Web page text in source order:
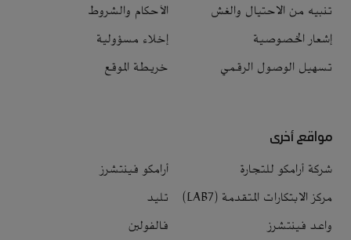
تنبيه من الاحتيال والغش
الأحكام والشروط
إشعار الخصوصية
إخلاء مسؤولية
تسهيل الوصول الرقمي
خريطة الموقع
مواقع أخرى
شركة أرامكو للتجارة
أرامكو فينتشرز
مركز الابتكارات المتقدمة (LAB7)
تليد
واعد فينتشرز
فالفولين